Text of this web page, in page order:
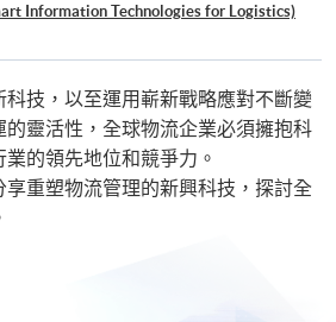
Information Technologies for Logistics)
技，以至運用嶄新戰略應對不斷變
靈活性，全球物流企業必須擁抱科
的領先地位和競爭力。
重塑物流管理的新興科技，探討全